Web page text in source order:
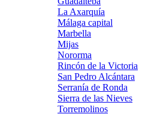
La Axarquía
Málaga capital
Marbella
Mijas
Nororma
Rincón de la Victoria
San Pedro Alcántara
Serranía de Ronda
Sierra de las Nieves
Torremolinos